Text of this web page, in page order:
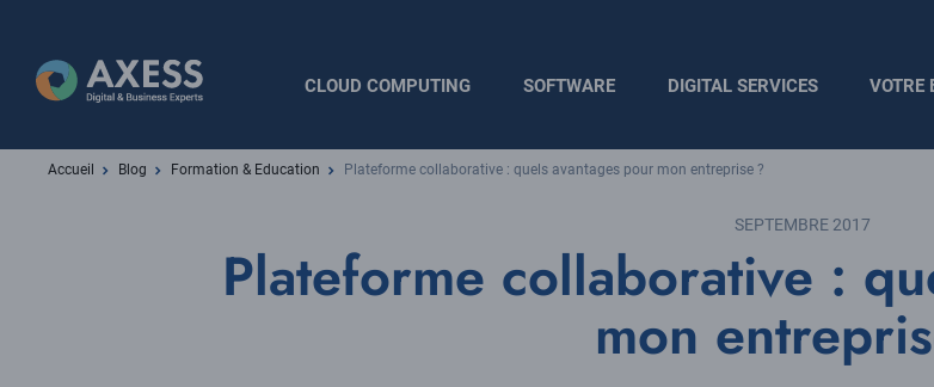
contenu
principal
principale
CLOUD COMPUTING SOFTWARE DIGITAL SERVICES VOTRE
Accueil Blog Formation & Education Plateforme collaborative : quels avantages pour mon entreprise ?
SEPTEMBRE 2017
Plateforme collaborative :
mon